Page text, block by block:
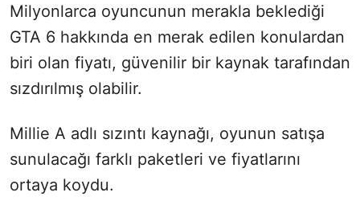
Milyonlarca oyuncunun merakla beklediği
GTA 6 hakkında en merak edilen konulardan
biri olan fiyatı, güvenilir bir kaynak tarafından
sızdırılmış olabilir.
Millie A adlı sızıntı kaynağı, oyunun satışa
sunulacağı farklı paketleri ve fiyatlarını
ortaya koydu.